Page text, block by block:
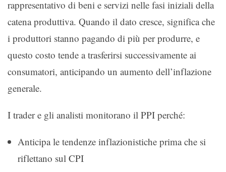
rappresentativo di beni e servizi nelle fasi iniziali della
catena produttiva. Quando il dato cresce, significa che
i produttori stanno pagando di più per produrre, e
questo costo tende a trasferirsi successivamente ai
consumatori, anticipando un aumento dell’inflazione
generale.
I trader e gli analisti monitorano il PPI perché:
Anticipa le tendenze inflazionistiche prima che si
riflettano sul CPI